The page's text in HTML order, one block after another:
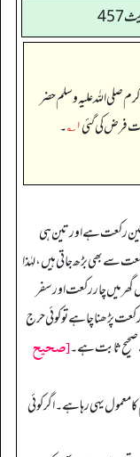
صلی اللہ علیہ وسلم حضر
فرض کی گئی۱؎ ۔
تین رکعت ہے اور تین ہی
سے بھی بڑھ جاتی ہیں، لہٰذا
گھر میں چار رکعت اور سفر
پڑھنا چاہے تو کوئی حرج
صحیح ثابت ہے۔[صحیح
یہی رہا ہے۔ اگر کوئی